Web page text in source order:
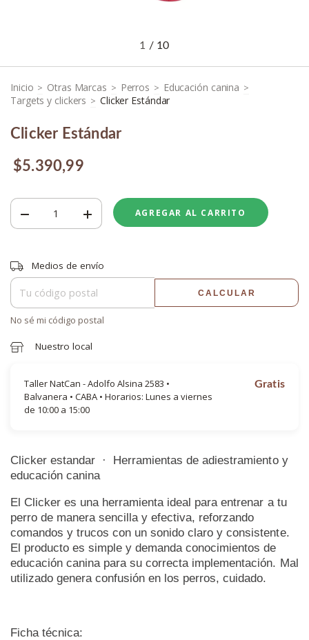
1 / 10
Inicio > Otras Marcas > Perros > Educación canina >
Targets y clickers > Clicker Estándar
Clicker Estándar
$5.390,99
Entregas para el CP:
Medios de envío
CALCULAR
No sé mi código postal
Nuestro local
Taller NatCan - Adolfo Alsina 2583 •
Balvanera • CABA • Horarios: Lunes a viernes
de 10:00 a 15:00
Gratis
Clicker estandar · Herramientas de adiestramiento y
educación canina
El Clicker es una herramienta ideal para entrenar a tu
perro de manera sencilla y efectiva, reforzando
comandos y trucos con un sonido claro y consistente.
El producto es simple y demanda conocimientos de
educación canina para su correcta implementación. Mal
utilizado genera confusión en los perros, cuidado.
Ficha técnica: